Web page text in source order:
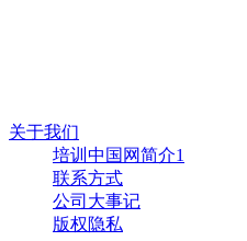
关于我们
培训中国网简介1
联系方式
公司大事记
版权隐私